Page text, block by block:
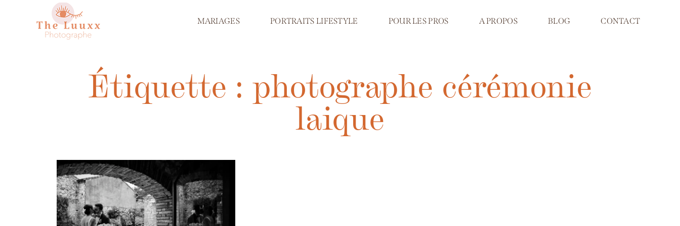
MARIAGES PORTRAITS LIFESTYLE POUR LES PROS A PROPOS BLOG CONTACT
Étiquette : photographe cérémonie
laique